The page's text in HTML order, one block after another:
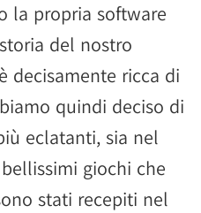
la propria software
del nostro
decisamente ricca di
quindi deciso di
eclatanti, sia nel
giochi che
stati recepiti nel